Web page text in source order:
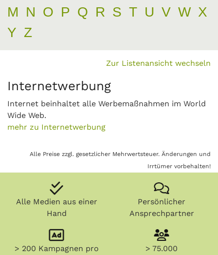
M
N O P Q R S T U V W X
Y Z
Zur Listenansicht wechseln
Internetwerbung
Internet beinhaltet alle Werbemaßnahmen im World
Wide Web.
mehr zu Internetwerbung
Alle Preise zzgl. gesetzlicher Mehrwertsteuer. Änderungen und
Irrtümer vorbehalten!
Alle Medien aus einer
Hand
Persönlicher
Ansprechpartner
> 200 Kampagnen pro
> 75.000